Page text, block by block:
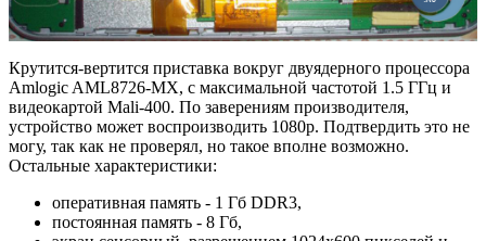
Крутится-вертится приставка вокруг двуядерного процессора
Amlogic AML8726-MX, с максимальной частотой 1.5 ГГц и
видеокартой Mali-400. По заверениям производителя,
устройство может воспроизводить 1080p. Подтвердить это не
могу, так как не проверял, но такое вполне возможно.
Остальные характеристики:
оперативная память - 1 Гб DDR3,
постоянная память - 8 Гб,